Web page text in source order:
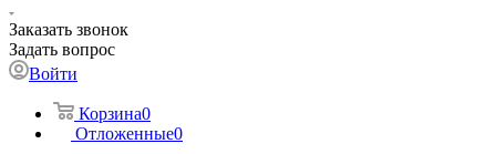
Заказать звонок
Задать вопрос
Войти
Корзина0
Отложенные0